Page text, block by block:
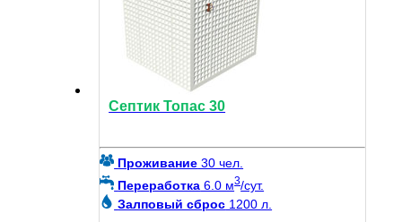
Септик Топас 30
Проживание 30 чел.
Переработка 6.0 м3/сут.
Залповый сброс 1200 л.